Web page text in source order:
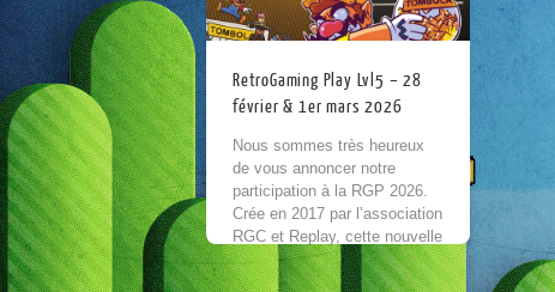
RetroGaming Play Lvl5 – 28
février & 1er mars 2026
Nous sommes très heureux
de vous annoncer notre
participation à la RGP 2026.
Crée en 2017 par l’association
RGC et Replay, cette nouvelle
édition s’annonce riche en
activités et en...